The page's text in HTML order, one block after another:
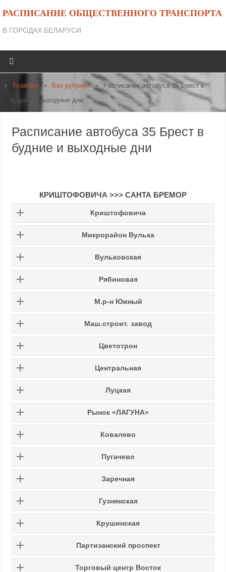
РАСПИСАНИЕ ОБЩЕСТВЕННОГО ТРАНСПОРТА
В ГОРОДАХ БЕЛАРУСИ
Главная » Без рубрики »
Расписание автобуса 35 Брест в
будние и выходные дни
Расписание автобуса 35 Брест в
будние и выходные дни
КРИШТОФОВИЧА >>> САНТА БРЕМОР
Криштофовича
Микрорайон Вулька
Вульковская
Рябиновая
М.р-н Южный
Маш.строит. завод
Цветотрон
Центральная
Луцкая
Рынок «ЛАГУНА»
Ковалево
Пугачево
Заречная
Гузнянская
Крушинская
Партизанский проспект
Торговый центр Восток